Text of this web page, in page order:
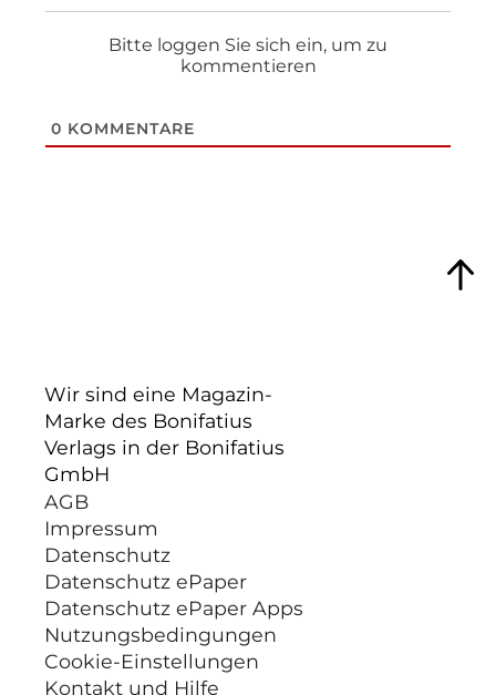
Bitte loggen Sie sich ein, um zu
kommentieren
0 KOMMENTARE
Wir sind eine Magazin-
Marke des Bonifatius
Verlags in der Bonifatius
GmbH
AGB
Impressum
Datenschutz
Datenschutz ePaper
Datenschutz ePaper Apps
Nutzungsbedingungen
Cookie-Einstellungen
Kontakt und Hilfe